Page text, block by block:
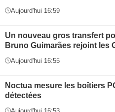
Aujourd'hui 16:59
Un nouveau gros transfert
Bruno Guimarães rejoint les
Aujourd'hui 16:55
Noctua mesure les boîtiers
détectées